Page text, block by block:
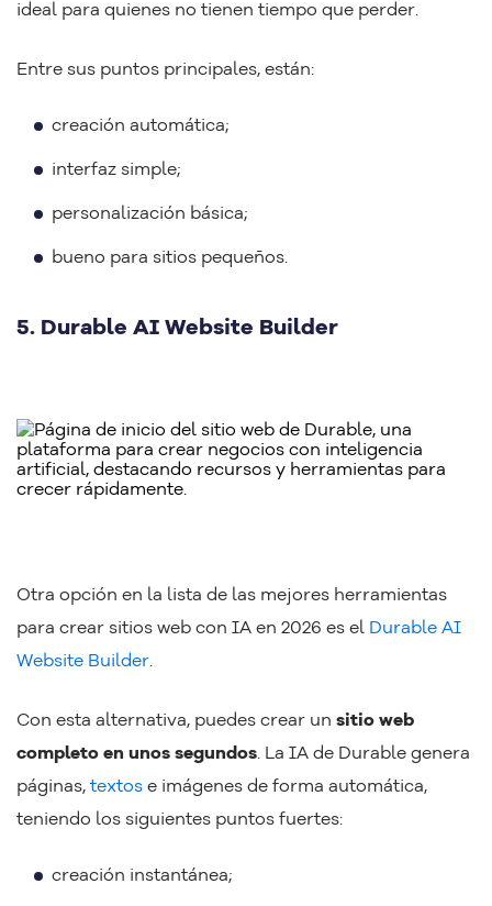
ideal para quienes no tienen tiempo que perder.
Entre sus puntos principales, están:
creación automática;
interfaz simple;
personalización básica;
bueno para sitios pequeños.
5. Durable AI Website Builder
Otra opción en la lista de las mejores herramientas
para crear sitios web con IA en 2026 es el Durable AI
Website Builder.
Con esta alternativa, puedes crear un sitio web
completo en unos segundos. La IA de Durable genera
páginas, textos e imágenes de forma automática,
teniendo los siguientes puntos fuertes:
creación instantánea;